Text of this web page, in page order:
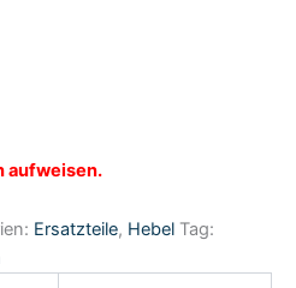
aufweisen.
Ersatzteile, Hebel Tag: